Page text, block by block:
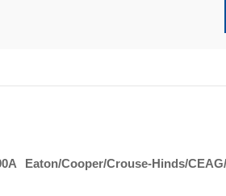
Eaton/Cooper/Crouse-Hinds/